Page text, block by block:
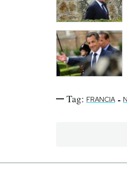
Tag: FRANCIA -